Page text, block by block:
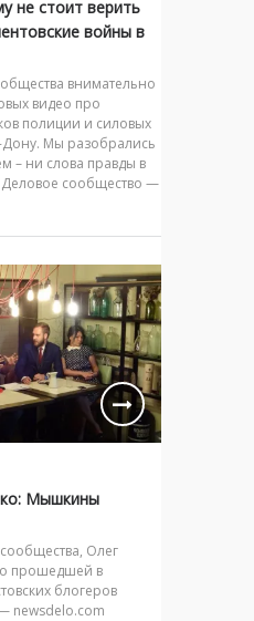
не стоит верить
войны в
внимательно
видео про
полиции и силовых
Дону. Мы разобрались
– ни слова правды в
Деловое сообщество —
Мышкины
Олег
о прошедшей в
блогеров
newsdelo.com